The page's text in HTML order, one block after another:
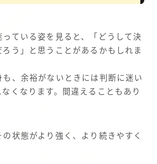
ている姿を見ると、「どうして決
ろう」と思うことがあるかもしれま
も、余裕がないときには判断に迷い
なくなります。間違えることもあり
状態がより強く、より続きやすく